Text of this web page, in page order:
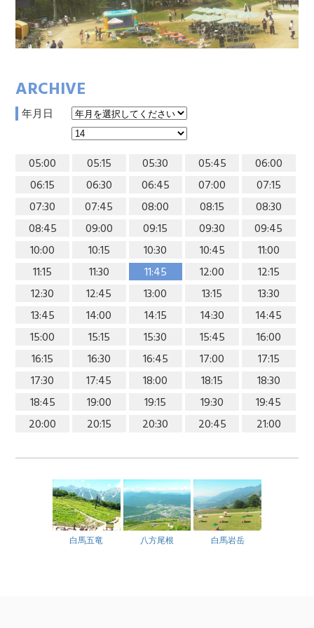
ARCHIVE
年月日
05:00 05:15 05:30 05:45
06:00
06:15
06:30 06:45 07:00
07:15
07:30
07:45 08:00 08:15
08:30
08:45
09:00 09:15 09:30
09:45
10:00
10:15 10:30 10:45
11:00
11:15
11:30 11:45 12:00
12:15
12:30
12:45 13:00 13:15
13:30
13:45
14:00 14:15 14:30
14:45
15:00
15:15 15:30 15:45
16:00
16:15
16:30 16:45 17:00
17:15
17:30
17:45 18:00 18:15
18:30
18:45
19:00 19:15 19:30
19:45
20:00
20:15 20:30 20:45 21:00
白馬五竜 八方尾根 白馬岩岳